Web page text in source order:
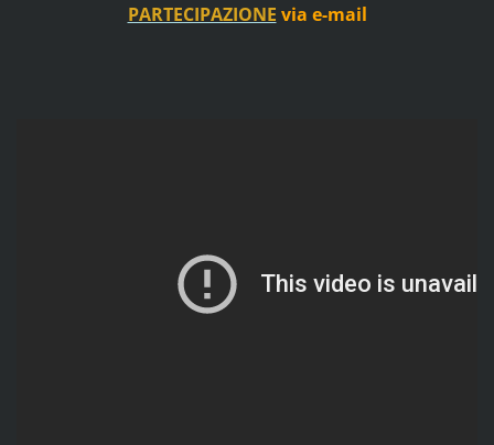
PARTECIPAZIONE via e-mail